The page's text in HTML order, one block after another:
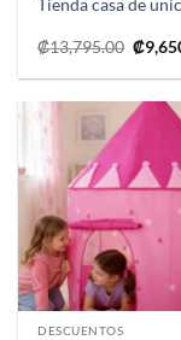
Tienda casa de
₡13,795.00 El
precio
₡
DESCUENTOS